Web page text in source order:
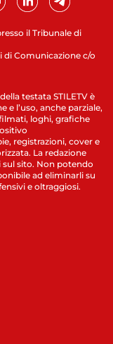
il Tribunale di
di Comunicazione c/o
testata STILETV è
e l’uso, anche parziale,
loghi, grafiche
registrazioni, cover e
La redazione
sito. Non potendo
ad eliminarli su
e oltraggiosi.